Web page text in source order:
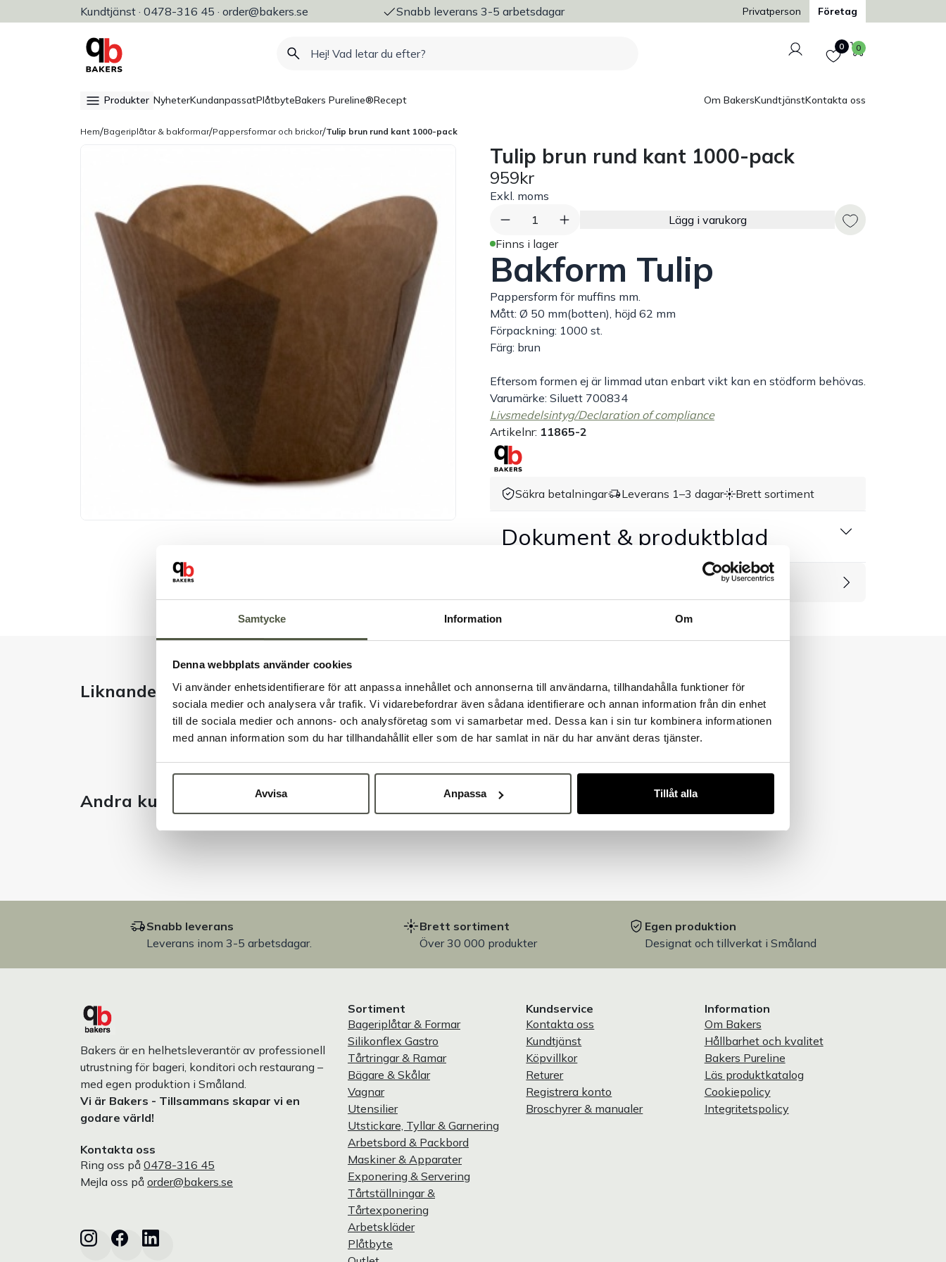
Samtycke Information Om
Denna webbplats använder cookies
Vi använder enhetsidentifierare för att anpassa innehållet och annonserna till användarna, tillhandahålla funktioner för
sociala medier och analysera vår trafik. Vi vidarebefordrar även sådana identifierare och annan information från din enhet
till de sociala medier och annons- och analysföretag som vi samarbetar med. Dessa kan i sin tur kombinera informationen
med annan information som du har tillhandahållit eller som de har samlat in när du har använt deras tjänster.
Avvisa Anpassa Tillåt alla
Kundtjänst · 0478-316 45 · order@bakers.se
Allt för bageri, konditori & restaurang Snabb leverans 3-5 arbetsdagar Trygg och säker betalning
Privatperson Företag
Logga in
Favoriter
0 Varukorg
0
Produkter NyheterKundanpassatPlåtbyteBakers Pureline®Recept Om BakersKundtjänstKontakta oss
Hem/Bageriplåtar & bakformar/Pappersformar och brickor/Tulip brun rund kant 1000-pack
Tulip brun rund kant 1000-pack
959kr
Exkl. moms
1
Lägg i varukorg
Finns i lager
Bakform Tulip
Pappersform för muffins mm.
Mått: Ø 50 mm(botten), höjd 62 mm
Förpackning: 1000 st.
Färg: brun
Eftersom formen ej är limmad utan enbart vikt kan en stödform behövas.
Varumärke: Siluett 700834
Livsmedelsintyg/Declaration of compliance
Artikelnr: 11865-2
Säkra betalningar Leverans 1–3 dagar Brett sortiment
Dokument & produktblad
Liknande produkter
Andra kunder tittade även på
Snabb leverans
Leverans inom 3-5 arbetsdagar.
Brett sortiment
Över 30 000 produkter
Egen produktion
Designat och tillverkat i Småland
Bakers är en helhetsleverantör av professionell
utrustning för bageri, konditori och restaurang –
med egen produktion i Småland.
Vi är Bakers - Tillsammans skapar vi en
godare värld!
Kontakta oss
Ring oss på 0478-316 45
Mejla oss på order@bakers.se
Sortiment
Bageriplåtar & Formar
Silikonflex Gastro
Tårtringar & Ramar
Bägare & Skålar
Vagnar
Utensilier
Utstickare, Tyllar & Garnering
Arbetsbord & Packbord
Maskiner & Apparater
Exponering & Servering
Tårtställningar &
Tårtexponering
Arbetskläder
Plåtbyte
Kundservice
Kontakta oss
Kundtjänst
Köpvillkor
Returer
Registrera konto
Broschyrer & manualer
Information
Om Bakers
Hållbarhet och kvalitet
Bakers Pureline
Läs produktkatalog
Cookiepolicy
Integritetspolicy
Välkommen till Bakers!
Handlar du som företag eller privatperson?
Fortsätt som privatperson
Fortsätt som företag